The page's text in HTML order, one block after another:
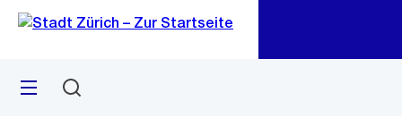
Navigation
Sprunglink
Menü